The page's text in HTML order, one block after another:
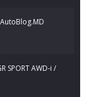
SPORT AWD-i /